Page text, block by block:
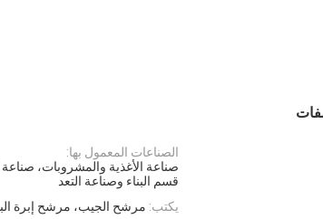
الصناعات المعمول بها:
صناعة الأغذية والمشروبات، صناعة
قسم البناء وصناعة التعد
يكتب: مرشح الجيب، مرشح إبرة